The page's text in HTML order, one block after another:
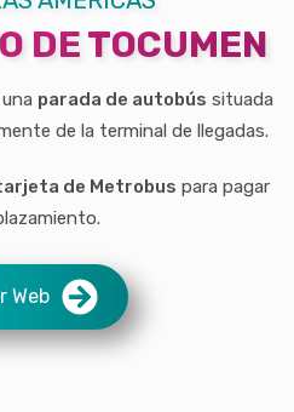
DE TOCUMEN
parada de autobús situada
de la terminal de llegadas.
de Metrobus para pagar
Web